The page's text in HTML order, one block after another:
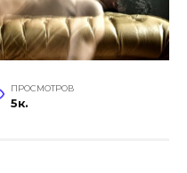
ПРОСМОТРОВ
5к.